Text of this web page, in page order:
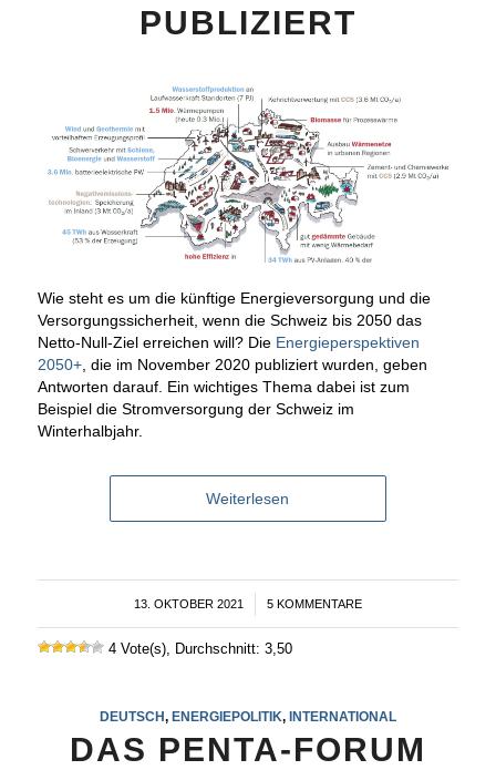
PUBLIZIERT
Wie steht es um die künftige Energieversorgung und die
Versorgungssicherheit, wenn die Schweiz bis 2050 das
Netto-Null-Ziel erreichen will? Die Energieperspektiven
2050+, die im November 2020 publiziert wurden, geben
Antworten darauf. Ein wichtiges Thema dabei ist zum
Beispiel die Stromversorgung der Schweiz im
Winterhalbjahr.
Weiterlesen
13. OKTOBER 2021
/ 5 KOMMENTARE
4 Vote(s), Durchschnitt: 3,50
DEUTSCH, ENERGIEPOLITIK, INTERNATIONAL
DAS PENTA-FORUM